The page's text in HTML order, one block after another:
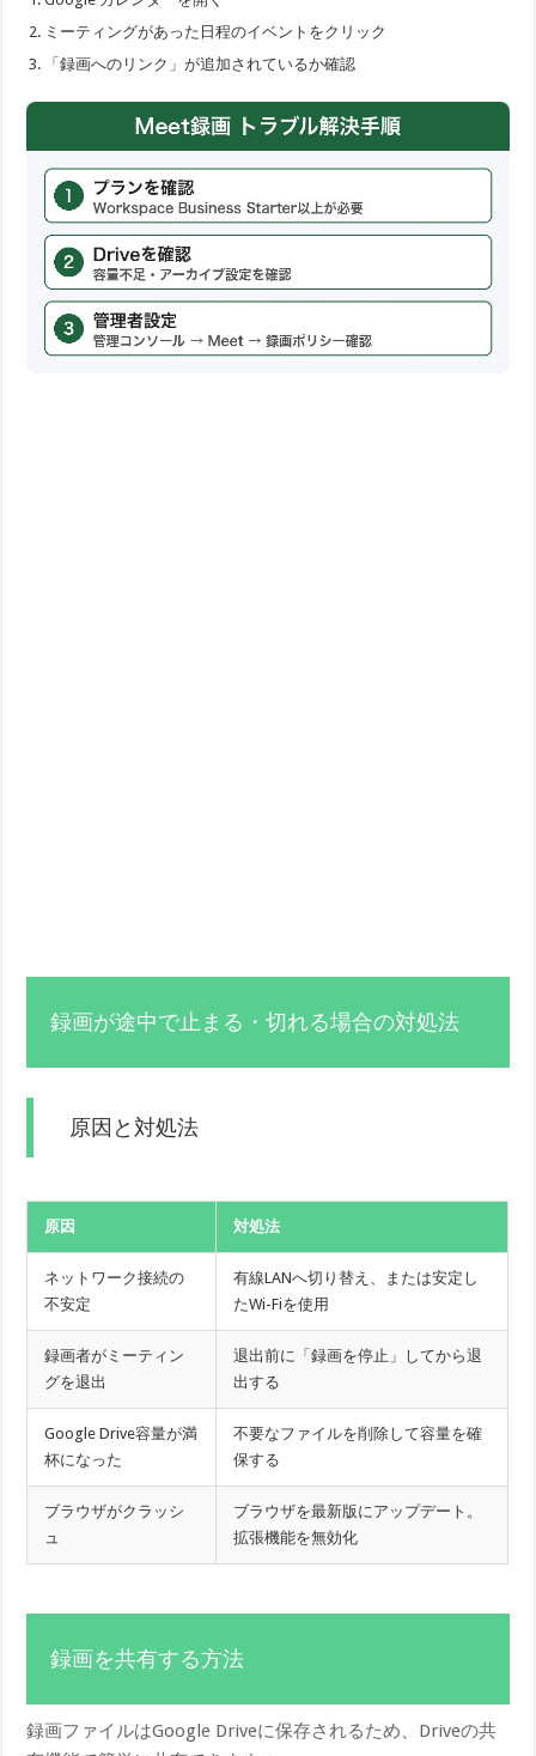
ミーティングがあった日程のイベントをクリック
「録画へのリンク」が追加されているか確認
録画が途中で止まる・切れる場合の対処法
原因と対処法
原因 対処法
ネットワーク接続の
不安定
有線LANへ切り替え、または安定し
たWi-Fiを使用
録画者がミーティン
グを退出
退出前に「録画を停止」してから退
出する
Google Drive容量が満
杯になった
不要なファイルを削除して容量を確
保する
ブラウザがクラッシ
ュ
ブラウザを最新版にアップデート。
拡張機能を無効化
録画を共有する方法
録画ファイルはGoogle Driveに保存されるため、Driveの共